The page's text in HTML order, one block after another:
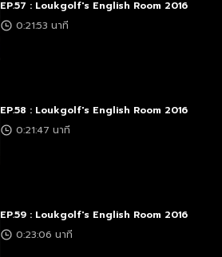
EP.57 : Loukgolf's English Room 2016
0:21:53 นาที
EP.58 : Loukgolf's English Room 2016
0:21:47 นาที
EP.59 : Loukgolf's English Room 2016
0:23:06 นาที